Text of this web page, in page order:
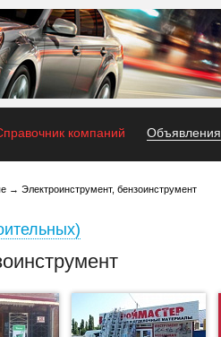
компаний Объявления
→ Электроинструмент, бензоинструмент